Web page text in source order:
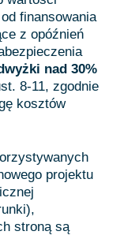
finansowania
z opóźnień
nad 30%
8-11, zgodnie
kosztów
projektu
stroną są